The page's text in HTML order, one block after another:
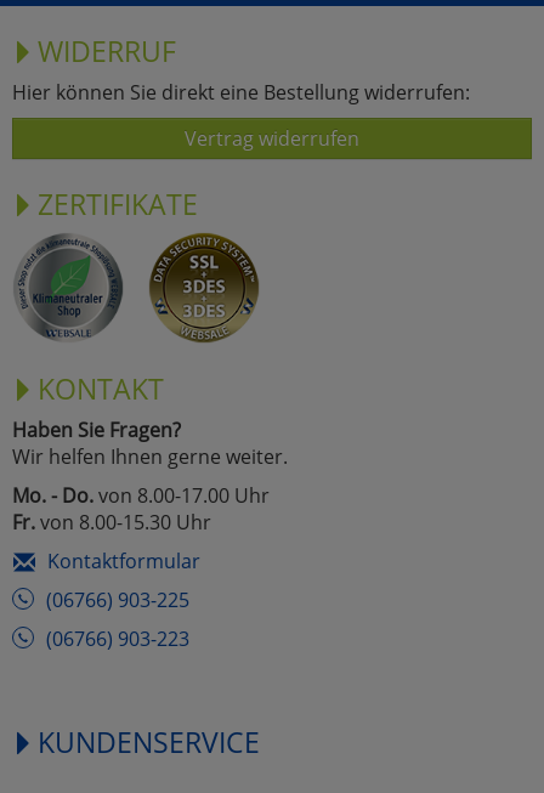
WIDERRUF
Hier können Sie direkt eine Bestellung widerrufen:
Vertrag widerrufen
ZERTIFIKATE
KONTAKT
Haben Sie Fragen?
Wir helfen Ihnen gerne weiter.
Mo. - Do.von 8.00-17.00 Uhr
Fr.von 8.00-15.30 Uhr
Kontaktformular
(06766) 903-225
(06766) 903-223
KUNDENSERVICE